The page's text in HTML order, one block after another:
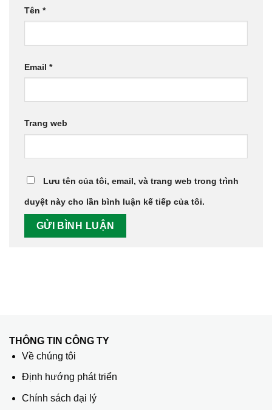
Tên *
Email *
Trang web
Lưu tên của tôi, email, và trang web trong trình
duyệt này cho lần bình luận kế tiếp của tôi.
THÔNG TIN CÔNG TY
Về chúng tôi
Định hướng phát triển
Chính sách đại lý